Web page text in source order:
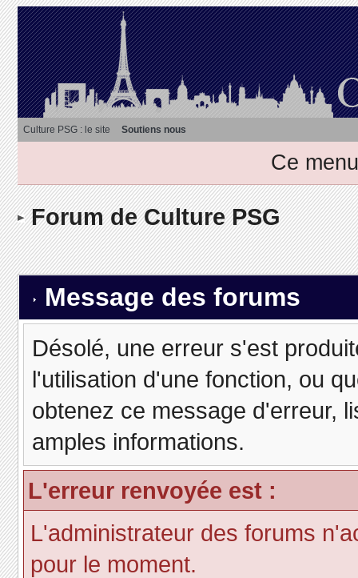
Culture PSG : le site Soutiens nous
Ce
Forum de Culture PSG
Message des forums
Désolé, une erreur s'est
l'utilisation d'une fonction, ou
obtenez ce message d'erreur,
amples informations.
L'erreur renvoyée est :
L'administrateur des forums
pour le moment.